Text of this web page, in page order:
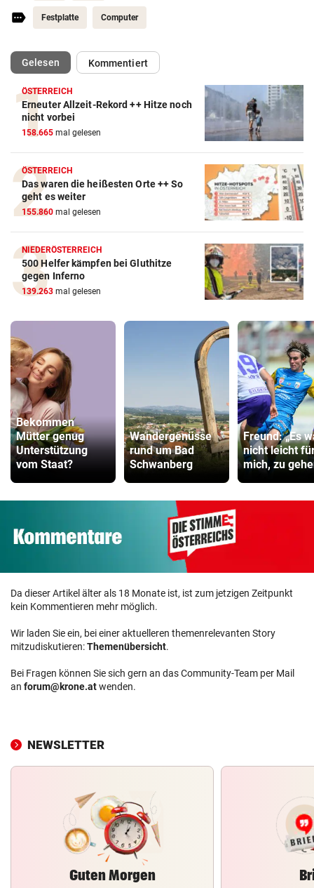
Festplatte Computer
Gelesen(ausgewählt)Kommentiert
ÖSTERREICH
Erneuter Allzeit-Rekord ++ Hitze noch
nicht vorbei
158.665 mal gelesen
ÖSTERREICH
Das waren die heißesten Orte ++ So
geht es weiter
155.860 mal gelesen
NIEDERÖSTERREICH
500 Helfer kämpfen bei Gluthitze
gegen Inferno
139.263 mal gelesen
Bekommen
Mütter genug
Unterstützung
vom Staat?
Wandergenüsse
rund um Bad
Schwanberg
Freund: „Es
nicht leicht
mich, zu
Da dieser Artikel älter als 18 Monate ist, ist zum jetzigen Zeitpunkt
kein Kommentieren mehr möglich.
Wir laden Sie ein, bei einer aktuelleren themenrelevanten Story
mitzudiskutieren:Themenübersicht.
Bei Fragen können Sie sich gern an das Community-Team per Mail
an forum@krone.atwenden.
NEWSLETTER
Guten Morgen